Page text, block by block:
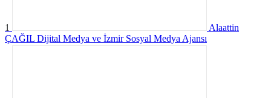
1
Alaattin
ÇAĞIL Dijital Medya ve İzmir Sosyal Medya Ajansı